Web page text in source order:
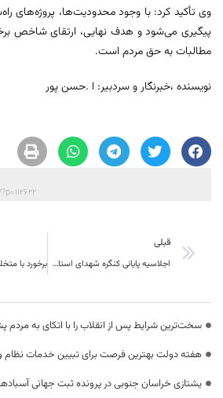
وی تأکید کرد: با وجود محدودیت‌ها، پروژه‌های
پیگیری می‌شود و هدف نهایی، ارتقای شاخص
مطالبات به حق مردم است.
نویسنده ،خبرنگار و سردبیر: ا .حسن پور
قبلی
اجلاسیه پایانی کنگره شهدای استان هفتم مهرماه امسال در بیرجند برگزار می‌شود
سخت‌ترین شرایط پس از انقلاب را با اتکای به
هفته دولت بهترین فرصت برای تبیین خدمات نظام
یشتازی خراسان جنوبی در پرونده ثبت جهانی آسبادها